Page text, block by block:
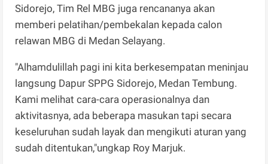
Sidorejo, Tim Rel MBG juga rencananya akan
memberi pelatihan/pembekalan kepada calon
relawan MBG di Medan Selayang.
"Alhamdulillah pagi ini kita berkesempatan meninjau
langsung Dapur SPPG Sidorejo, Medan Tembung.
Kami melihat cara-cara operasionalnya dan
aktivitasnya, ada beberapa masukan tapi secara
keseluruhan sudah layak dan mengikuti aturan yang
sudah ditentukan,"ungkap Roy Marjuk.